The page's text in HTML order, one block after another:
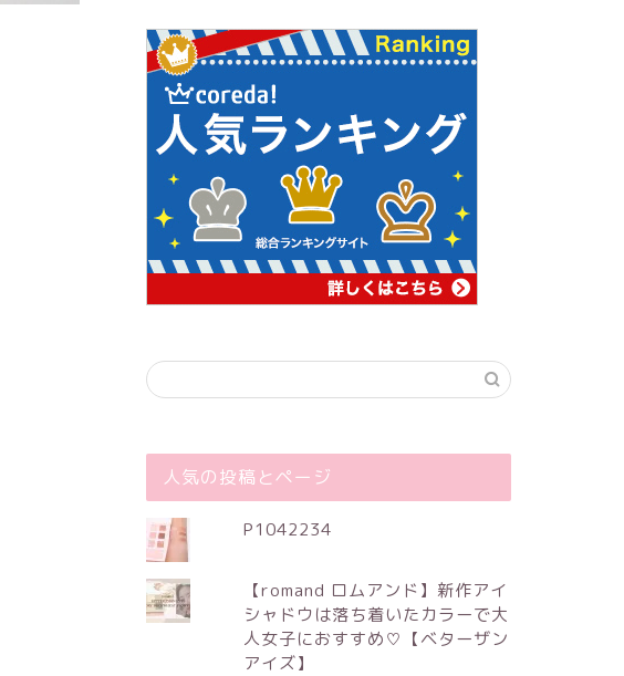
人気の投稿とページ
P1042234
【romand ロムアンド】新作アイ
シャドウは落ち着いたカラーで大
人女子におすすめ♡【ベターザン
アイズ】